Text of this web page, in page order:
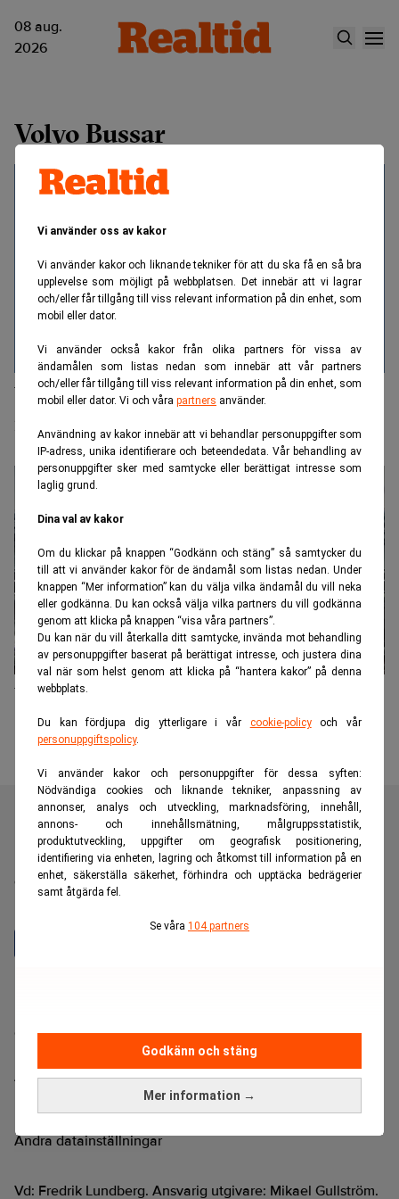
Vi använder oss av kakor
Vi använder kakor och liknande tekniker för att du ska få en så bra
upplevelse som möjligt på webbplatsen. Det innebär att vi lagrar
och/eller får tillgång till viss relevant information på din enhet, som
mobil eller dator.
Vi använder också kakor från olika partners för vissa av
ändamålen som listas nedan som innebär att vår partners
och/eller får tillgång till viss relevant information på din enhet, som
mobil eller dator. Vi och våra partners använder.
Användning av kakor innebär att vi behandlar personuppgifter som
IP-adress, unika identifierare och beteendedata. Vår behandling av
personuppgifter sker med samtycke eller berättigat intresse som
laglig grund.
Dina val av kakor
Om du klickar på knappen “Godkänn och stäng” så samtycker du
till att vi använder kakor för de ändamål som listas nedan. Under
knappen “Mer information” kan du välja vilka ändamål du vill neka
eller godkänna. Du kan också välja vilka partners du vill godkänna
genom att klicka på knappen “visa våra partners”.
Du kan när du vill återkalla ditt samtycke, invända mot behandling
av personuppgifter baserat på berättigat intresse, och justera dina
val när som helst genom att klicka på “hantera kakor” på denna
webbplats.
Du kan fördjupa dig ytterligare i vår cookie-policyoch vår
personuppgiftspolicy.
Vi använder kakor och personuppgifter för dessa syften:
Nödvändiga cookies och liknande tekniker, anpassning av
annonser, analys och utveckling, marknadsföring, innehåll,
annons- och innehållsmätning, målgruppsstatistik,
produktutveckling, uppgifter om geografisk positionering,
identifiering via enheten, lagring och åtkomst till information på en
enhet, säkerställa säkerhet, förhindra och upptäcka bedrägerier
samt åtgärda fel.
Se våra 104 partners
Mer information →
Godkänn och stäng
08 aug.
2026
Volvo Bussar
Volvo stänger fabrik och tar
miljardkostnad
Volvo går bättre än väntat
Realtid är en oberoende och kostnadsfri nyhetskanal för
dig som vill fördjupa dig inom finans- och
näringslivsnyheter.
Cookiepolicy
Annonsera på Realtid
Ändra datainställningar
Vd: Fredrik Lundberg. Ansvarig utgivare: Mikael Gullström.